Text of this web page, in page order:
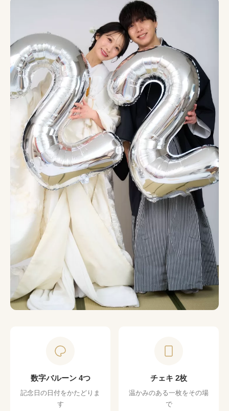
数字バルーン 4つ
記念日の日付をかたどりま
す
チェキ 2枚
温かみのある一枚をその場
で